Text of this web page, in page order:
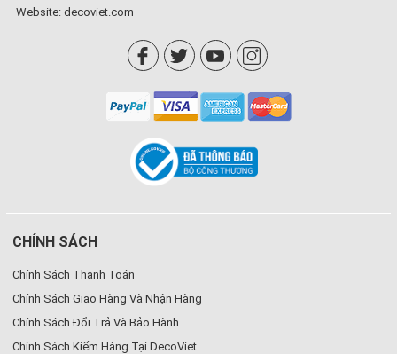
Website: decoviet.com
CHÍNH SÁCH
Chính Sách Thanh Toán
Chính Sách Giao Hàng Và Nhận Hàng
Chính Sách Đổi Trả Và Bảo Hành
Chính Sách Kiểm Hàng Tại DecoViet